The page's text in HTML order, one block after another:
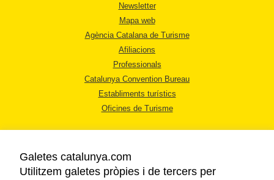
Newsletter
Mapa web
Agència Catalana de Turisme
Afiliacions
Professionals
Catalunya Convention Bureau
Establiments turístics
Oficines de Turisme
Galetes catalunya.com
Utilitzem galetes pròpies i de tercers per